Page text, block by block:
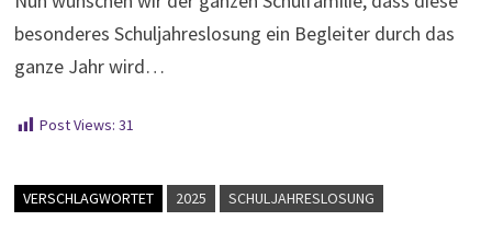
besonderes Schuljahreslosung ein Begleiter durch das
ganze Jahr wird…
Post Views: 31
VERSCHLAGWORTET 2025 SCHULJAHRESLOSUNG